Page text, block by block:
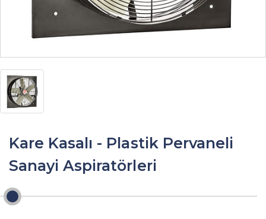
Kare Kasalı - Plastik Pervaneli
Sanayi Aspiratörleri